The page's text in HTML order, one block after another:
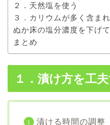
２．天然塩を使う
３．カリウムが多く含ま
ぬか床の塩分濃度を下げ
まとめ
１．漬け方を工
漬ける時間の調整